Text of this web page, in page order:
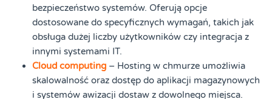
bezpieczeństwo systemów. Oferują opcje
dostosowane do specyficznych wymagań, takich jak
obsługa dużej liczby użytkowników czy integracja z
innymi systemami IT.
Cloud computing – Hosting w chmurze umożliwia
skalowalność oraz dostęp do aplikacji magazynowych
i systemów awizacji dostaw z dowolnego miejsca.